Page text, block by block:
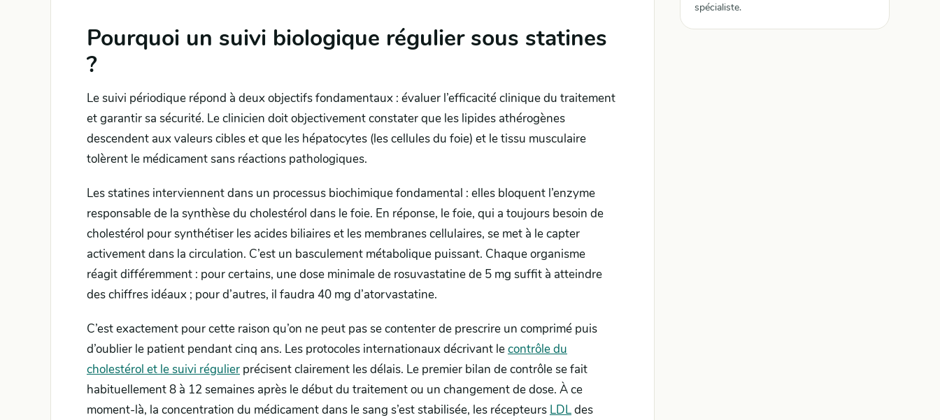
Pourquoi un suivi biologique régulier sous statines
?
Le suivi périodique répond à deux objectifs fondamentaux : évaluer l’efficacité clinique du traitement
et garantir sa sécurité. Le clinicien doit objectivement constater que les lipides athérogènes
descendent aux valeurs cibles et que les hépatocytes (les cellules du foie) et le tissu musculaire
tolèrent le médicament sans réactions pathologiques.
Les statines interviennent dans un processus biochimique fondamental : elles bloquent l’enzyme
responsable de la synthèse du cholestérol dans le foie. En réponse, le foie, qui a toujours besoin de
cholestérol pour synthétiser les acides biliaires et les membranes cellulaires, se met à le capter
activement dans la circulation. C’est un basculement métabolique puissant. Chaque organisme
réagit différemment : pour certains, une dose minimale de rosuvastatine de 5 mg suffit à atteindre
des chiffres idéaux ; pour d’autres, il faudra 40 mg d’atorvastatine.
C’est exactement pour cette raison qu’on ne peut pas se contenter de prescrire un comprimé puis
d’oublier le patient pendant cinq ans. Les protocoles internationaux décrivant lecontrôle du
cholestérol et le suivi régulier précisent clairement les délais. Le premier bilan de contrôle se fait
habituellement 8 à 12 semaines après le début du traitement ou un changement de dose. À ce
moment-là, la concentration du médicament dans le sang s’est stabilisée, les récepteurs LDLdes
spécialiste.